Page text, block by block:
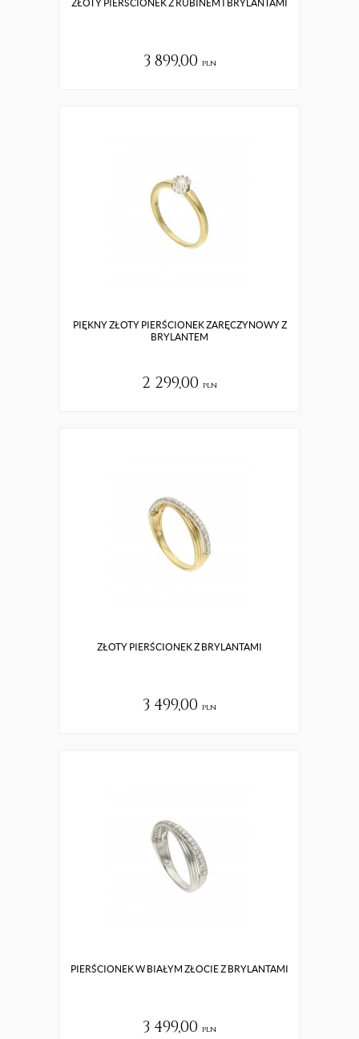
ZŁOTY PIERŚCIONEK Z RUBINEM I BRYLANTAMI
3 899,00 pln
PIĘKNY ZŁOTY PIERŚCIONEK ZARĘCZYNOWY Z
BRYLANTEM
2 299,00 pln
ZŁOTY PIERŚCIONEK Z BRYLANTAMI
3 499,00 pln
PIERŚCIONEK W BIAŁYM ZŁOCIE Z BRYLANTAMI
3 499,00 pln